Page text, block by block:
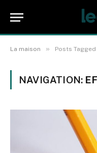
La maison » Posts
NAVIGATION: